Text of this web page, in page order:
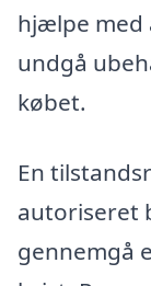
hjælpe med
undgå
købet.
En
autoriseret
gennemgå